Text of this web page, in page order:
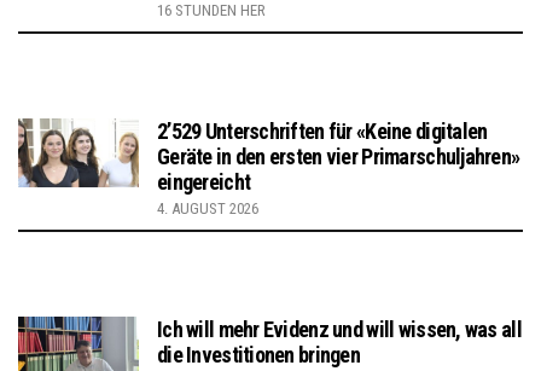
16 STUNDEN HER
2’529 Unterschriften für «Keine digitalen
Geräte in den ersten vier Primarschuljahren»
eingereicht
4. AUGUST 2026
Ich will mehr Evidenz und will wissen, was all
die Investitionen bringen